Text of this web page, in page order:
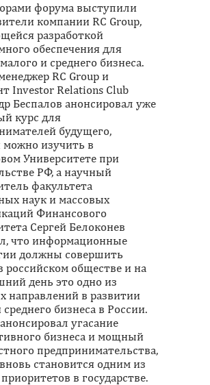
форума выступили
компании RC Group,
разработкой
обеспечения для
и среднего бизнеса.
RC Group и
Investor Relations Club
Беспалов анонсировал уже
курс для
будущего,
изучить в
Университете при
РФ, а научный
факультета
наук и массовых
Финансового
Сергей Белоконев
что информационные
должны совершить
российском обществе и на
день это одно из
направлений в развитии
бизнеса в России.
угасание
бизнеса и мощный
предпринимательства,
становится одним из
в государстве.